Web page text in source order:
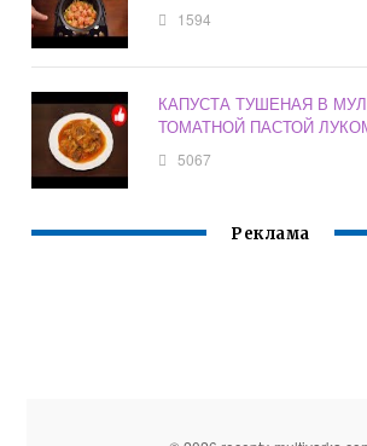
1594
КАПУСТА ТУШЕНАЯ В
ТОМАТНОЙ ПАСТОЙ
5067
Реклама